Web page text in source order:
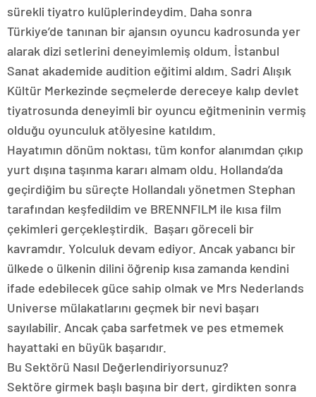
sürekli tiyatro kulüplerindeydim. Daha sonra
Türkiye’de tanınan bir ajansın oyuncu kadrosunda yer
alarak dizi setlerini deneyimlemiş oldum. İstanbul
Sanat akademide audition eğitimi aldım. Sadri Alışık
Kültür Merkezinde seçmelerde dereceye kalıp devlet
tiyatrosunda deneyimli bir oyuncu eğitmeninin vermiş
olduğu oyunculuk atölyesine katıldım.
Hayatımın dönüm noktası, tüm konfor alanımdan çıkıp
yurt dışına taşınma kararı almam oldu. Hollanda’da
geçirdiğim bu süreçte Hollandalı yönetmen Stephan
tarafından keşfedildim ve BRENNFILM ile kısa film
çekimleri gerçekleştirdik. Başarı göreceli bir
kavramdır. Yolculuk devam ediyor. Ancak yabancı bir
ülkede o ülkenin dilini öğrenip kısa zamanda kendini
ifade edebilecek güce sahip olmak ve Mrs Nederlands
Universe mülakatlarını geçmek bir nevi başarı
sayılabilir. Ancak çaba sarfetmek ve pes etmemek
hayattaki en büyük başarıdır.
Bu Sektörü Nasıl Değerlendiriyorsunuz?
Sektöre girmek başlı başına bir dert, girdikten sonra